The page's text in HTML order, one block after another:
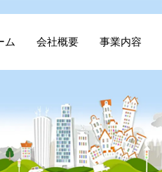
ム 会社概要 事業内容